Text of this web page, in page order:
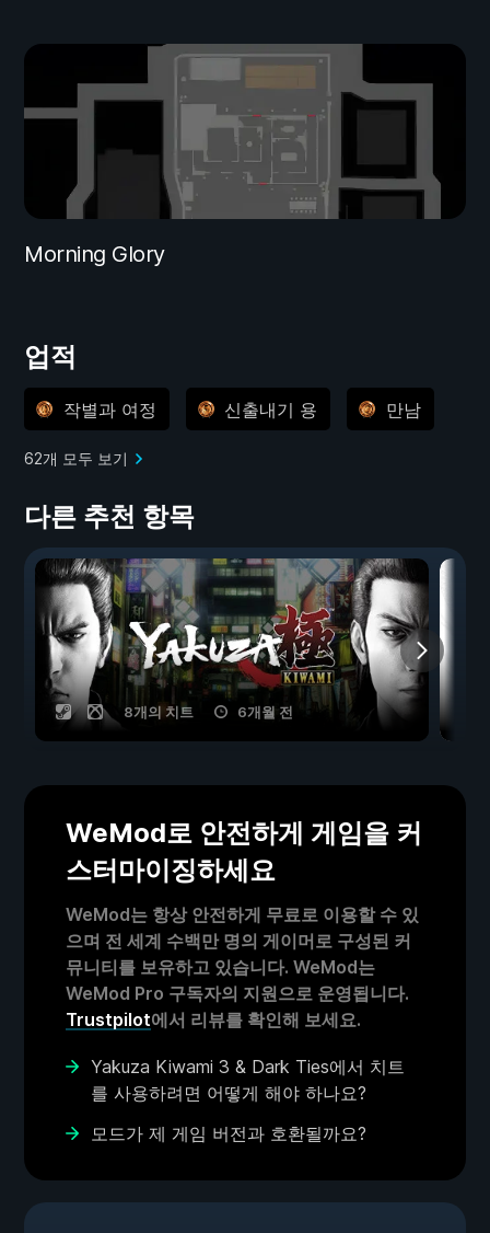
Morning Glory
업적
작별과 여정 신출내기 용 만남
62개 모두 보기
다른 추천 항목
8개의 치트 6개월 전
WeMod로 안전하게 게임을 커
스터마이징하세요
WeMod는 항상 안전하게 무료로 이용할 수 있
으며 전 세계 수백만 명의 게이머로 구성된 커
뮤니티를 보유하고 있습니다. WeMod는
WeMod Pro 구독자의 지원으로 운영됩니다.
Trustpilot에서 리뷰를 확인해 보세요.
Yakuza Kiwami 3 & Dark Ties에서 치트
를 사용하려면 어떻게 해야 하나요?
모드가 제 게임 버전과 호환될까요?